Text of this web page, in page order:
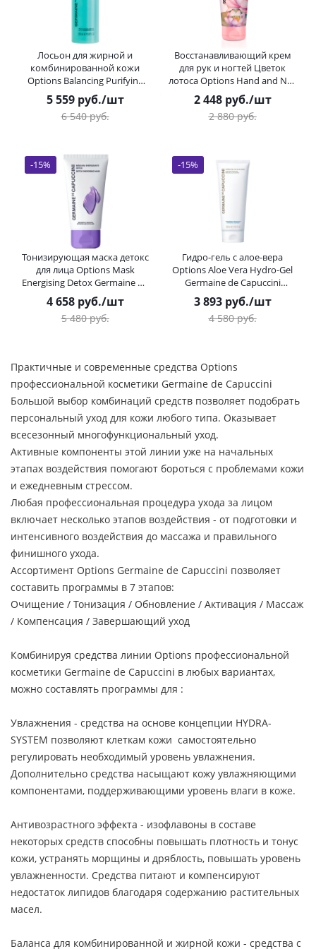
Лосьон для жирной и
комбинированной кожи
Options Balancing Purifying
Lotion Germaine de Capuccini
(Жермен Де Капучини) 200
мл
5 559руб./шт
6 540руб.
Восстанавливающий крем
для рук и ногтей Цветок
лотоса Options Hand and Nail
Cream Lotus Flower Germaine
de Capuccini 100 мл
2 448руб./шт
2 880руб.
Тонизирующая маска детокс
для лица Options Mask
Energising Detox Germaine de
Capuccini (Жермен Де
Капучини) 50 мл
4 658руб./шт
5 480руб.
-15%
Гидро-гель с алое-вера
Options Aloe Vera Hydro-Gel
Germaine de Capuccini
(Жермен Де Капучини) 200
мл
3 893руб./шт
4 580руб.
-15%
Практичные и современные средства Options
профессиональной косметики Germaine de Capuccini
Большой выбор комбинаций средств позволяет подобрать
персональный уход для кожи любого типа. Оказывает
всесезонный многофункциональный уход.
Активные компоненты этой линии уже на начальных
этапах воздействия помогают бороться с проблемами кожи
и ежедневным стрессом.
Любая профессиональная процедура ухода за лицом
включает несколько этапов воздействия - от подготовки и
интенсивного воздействия до массажа и правильного
финишного ухода.
Ассортимент Options Germaine de Capuccini позволяет
составить программы в 7 этапов:
Очищение / Тонизация / Обновление / Активация / Массаж
/ Компенсация / Завершающий уход
Комбинируя средства линии Options профессиональной
косметики Germaine de Capuccini в любых вариантах,
можно составлять программы для :
Увлажнения - средства на основе концепции HYDRA-
SYSTEM позволяют клеткам кожи самостоятельно
регулировать необходимый уровень увлажнения.
Дополнительно средства насыщают кожу увлажняющими
компонентами, поддерживающими уровень влаги в коже.
Антивозрастного эффекта - изофлавоны в составе
некоторых средств способны повышать плотность и тонус
кожи, устранять морщины и дряблость, повышать уровень
увлажненности. Средства питают и компенсируют
недостаток липидов благодаря содержанию растительных
масел.
Баланса для комбинированной и жирной кожи - средства с